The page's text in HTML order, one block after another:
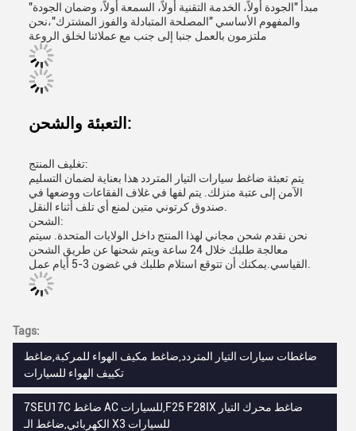
مبدأ "الجودة أولاً، الخدمة التقنية أولاً، السمعة أولاً، وضمان الجودة"
والمفهوم الأساسي "المصلحة المتبادلة والفوز المشترك"،نحن
ملتزمون بالعمل جنبا إلى جنب مع عملائنا لخلق الروعة
التعبئة والشحن:
تغليف المنتج:
يتم تعبئة ضاغط سيارات التيار المتردد هذا بعناية لضمان التسليم
الآمن إلى عتبة منزلك. يتم لفها في غلاف الفقاعات ووضعها في
الشحن:
نحن نقدم شحن مجاني لهذا المنتج داخل الولايات المتحدة. سيتم
معالجة طلبك خلال 24 ساعة ويتم شحنها عن طريق الشحن
Tags:
ضاغطات سيارات التيار المتردد,ضاغط مكيف الهواء للمركبة,ضاغط
تكييف الهواء للسيارات
7SEU17C ضاغط AC للسيارات,F25 F28IX ضاغط محرك التيار
الكهربائي,ضاغط الـ X3 للسيارات